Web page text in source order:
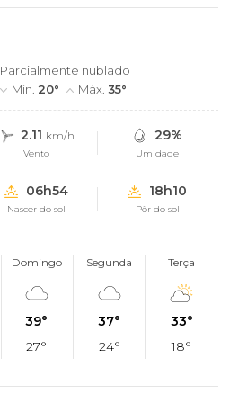
Parcialmente nublado
Mín. 20° Máx.35°
2.11 km/h
Vento
29%
Umidade
06h54
Nascer do sol
18h10
Pôr do sol
Domingo
39°
27°
Segunda
37°
24°
Terça
33°
18°